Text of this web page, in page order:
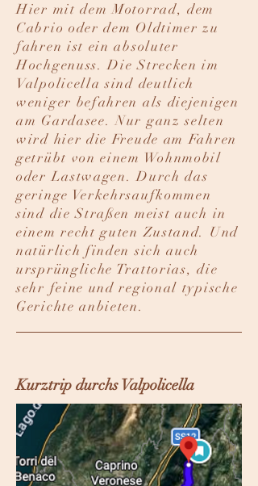
Hier mit dem Motorrad, dem
Cabrio oder dem Oldtimer zu
fahren ist ein absoluter
Hochgenuss. Die Strecken im
Valpolicella sind deutlich
weniger befahren als diejenigen
am Gardasee. Nur ganz selten
wird hier die Freude am Fahren
getrübt von einem Wohnmobil
oder Lastwagen. Durch das
geringe Verkehrsaufkommen
sind die Straßen meist auch in
einem recht guten Zustand.​ Und
natürlich finden sich auch
ursprüngliche Trattorias, die
sehr feine und regional typische
Gerichte anbieten.
Kurztrip durchs Valpolicella